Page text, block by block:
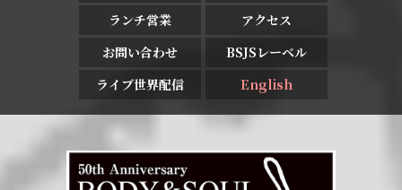
ランチ営業
アクセス
お問い合わせ
BSJSレーベル
ライブ世界配信
English